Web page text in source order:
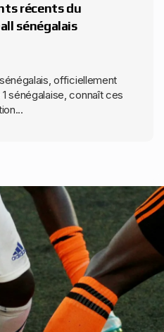
récents du
sénégalais
officiellement
sénégalaise, connaît ces